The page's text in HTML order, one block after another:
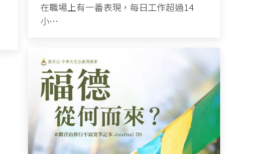
在職場上有一番表現，每日工作超過14
小…